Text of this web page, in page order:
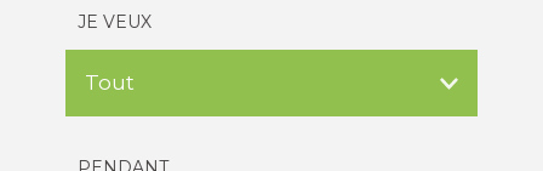
JE VEUX